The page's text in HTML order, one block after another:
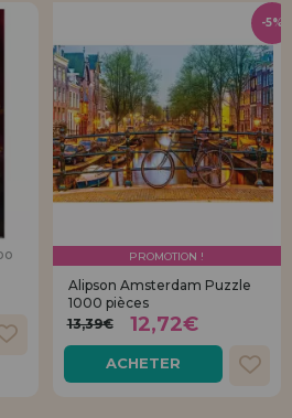
PROMOTION !
Alipson Amsterdam Puzzle
1000 pièces
13,39€
12,72€
ACHETER
-5%